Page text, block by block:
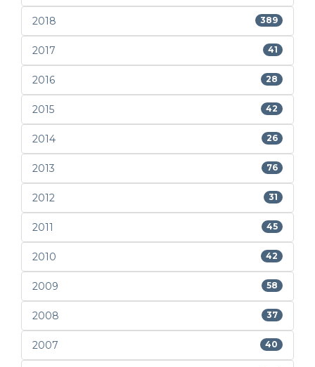
2018 389
2017 41
2016 28
2015 42
2014 26
2013 76
2012 31
2011 45
2010 42
2009 58
2008 37
2007 40